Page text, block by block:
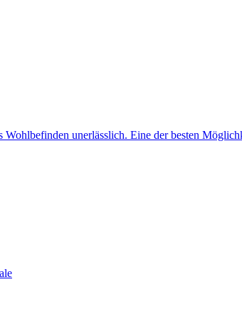
unerlässlich. Eine der besten